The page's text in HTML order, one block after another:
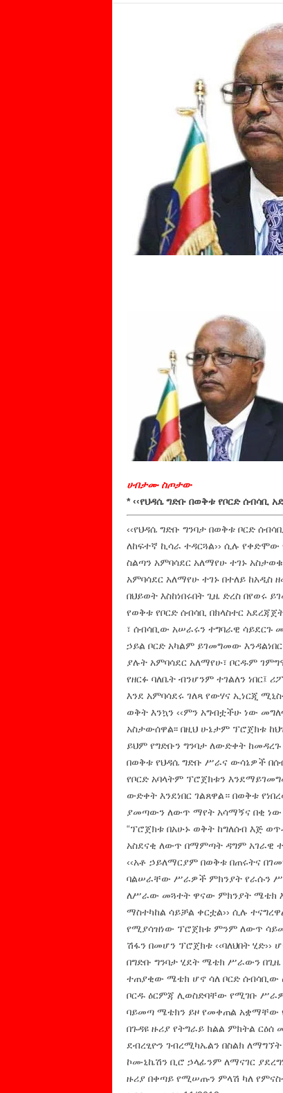
ሀብታሙ ስጦታው
* ‹‹የህዳሴ ግድቡ በወቅቱ የቦርድ ሰብሳቢ
‹‹የህዳሴ ግድቡ ግንባታ በወቅቱ ቦርድ
ለከፍተኛ ኪሳራ ተዳርጓል›› ሲሉ
ስልጣን አምባሳደር አለማየሁ ተገኑ
አምባሳደር አለማየሁ ተገኑ በተለይ ከአዲስ
በህይወት እስከነበሩበት ጊዜ ድረስ በየወሩ
የወቅቱ የቦርድ ሰብሳቢ በክላስተር
፣ ሰብሳቢው አሠራሩን ተግባራዊ ሳይደርጉ
ኃይል ቦርድ አካልም ይገመግመው
ያሉት አምባሳደር አለማየሁ፣ ቦርዱም
የዘርፉ ባለቤት ብንሆንም ተገልለን ነበር፤
እንደ አምባሳደሩ ገለጻ የውሃና ኢነርጂ
ወቅት እንኳን ‹‹ምን አግብቷችሁ ነው
አስታውሰዋል፡፡ በዚህ ሁኔታም ፕሮጀክቱ
ይህም የግድቡን ግንባታ ለውድቀት ከመዳረጉ
በወቅቱ የህዳሴ ግድቡ ሥራና ውሳኔዎች
የቦርድ አባላትም ፕሮጀክቱን
ውድቀት እንደነበር ገልጸዋል። በወቅቱ
ያመጣውን ለውጥ ማየት አሳማኝና በቂ ነው
“ፕሮጀክቱ በአሁኑ ወቅት ከግለሰብ እጅ
አስደናቂ ለውጥ በማምጣት ዳግም አገራዊ
‹‹አቶ ኃይለማርያም በወቅቱ በጠሩትና
ባልሠራቸው ሥራዎች ምክንያት የራሱን
ለሥራው መጓተት ዋናው ምክንያት ሜቴክ
ማስተካከል ሳይቻል ቀርቷል›› ሲሉ
የሚያሳዝነው ፕሮጀክቱ ምንም ለውጥ
ሽፋን በመሆን ፕሮጀክቱ ‹‹ባለህበት ሂድ››
በግድቡ ግንባታ ሂደት ሜቴክ ሥራውን
ተጠያቂው ሜቴክ ሆኖ ሳለ ቦርድ ሰብሳቢው
ቦርዱ ዕርምጃ ሊወስድባቸው የሚገቡ
ባይመጣ ሜቴክን ይዞ የመቀጠል አቋማቸው
በጉዳዩ ዙሪያ የትግራይ ክልል ምክትል ርዕሰ
ደብረፂዮን ገብረሚካኤልን በስልክ
ኮሙኒኬሽን ቢሮ ኃላፊንም ለማናገር
ዙሪያ በቀጣይ የሚሠጡን ምላሽ ካለ